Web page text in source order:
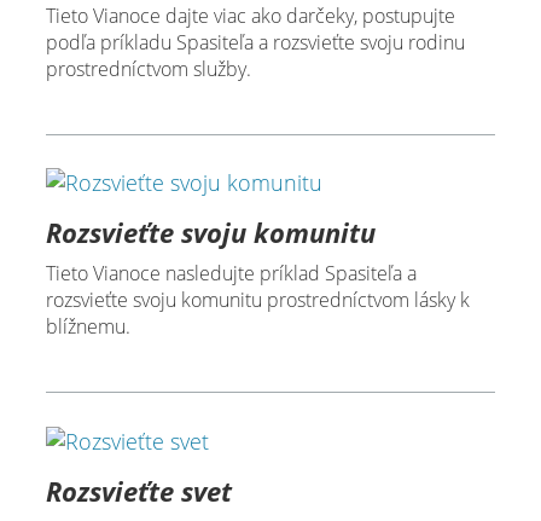
Tieto Vianoce dajte viac ako darčeky, postupujte
podľa príkladu Spasiteľa a rozsvieťte svoju rodinu
prostredníctvom služby.
Rozsvieťte svoju komunitu
Tieto Vianoce nasledujte príklad Spasiteľa a
rozsvieťte svoju komunitu prostredníctvom lásky k
blížnemu.
Rozsvieťte svet